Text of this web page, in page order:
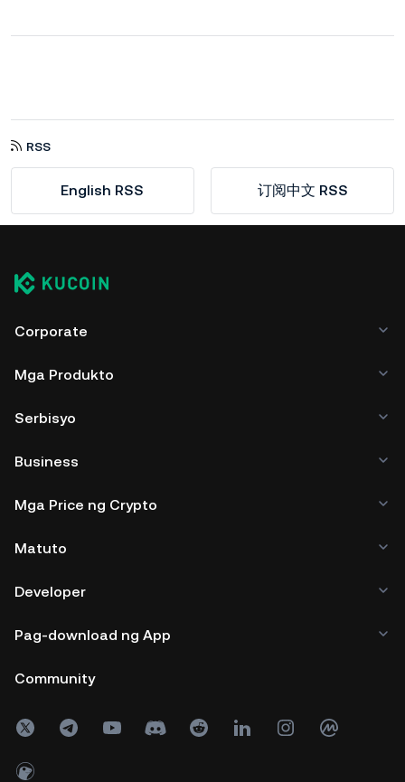
RSS
English RSS 订阅中文 RSS
Corporate
Mga Produkto
Serbisyo
Business
Mga Price ng Crypto
Matuto
Developer
Pag-download ng App
Community